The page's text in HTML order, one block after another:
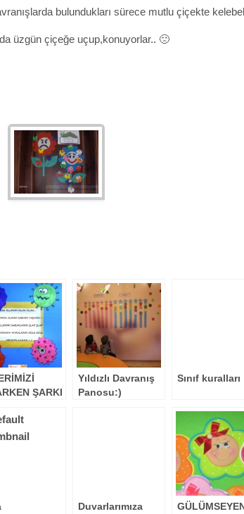
bulundukları sürece mutlu çiçekte
üzgün çiçeğe uçup,konuyorlar.. 🙁
ŞARKI
Yıldızlı Davranış
Panosu:)
Sınıf kuralları
Duvarlarımıza